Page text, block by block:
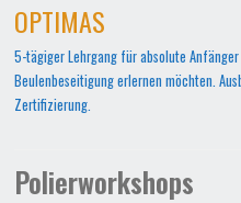
OPTIMAS
5-tägiger Lehrgang für absolute
Beulenbeseitigung erlernen möchten.
Zertifizierung.
Polierworkshops